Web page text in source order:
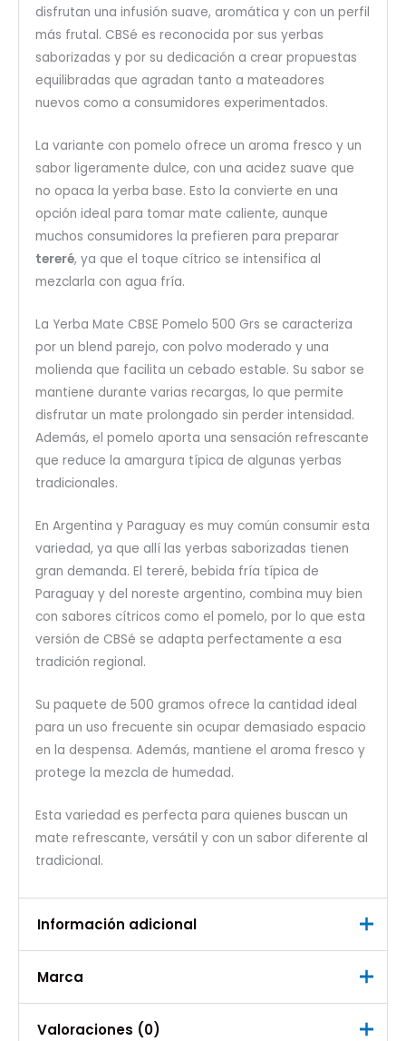
disfrutan una infusión suave, aromática y con un perfil
más frutal. CBSé es reconocida por sus yerbas
saborizadas y por su dedicación a crear propuestas
equilibradas que agradan tanto a mateadores
nuevos como a consumidores experimentados.
La variante con pomelo ofrece un aroma fresco y un
sabor ligeramente dulce, con una acidez suave que
no opaca la yerba base. Esto la convierte en una
opción ideal para tomar mate caliente, aunque
muchos consumidores la prefieren para preparar
tereré, ya que el toque cítrico se intensifica al
mezclarla con agua fría.
La Yerba Mate CBSE Pomelo 500 Grs se caracteriza
por un blend parejo, con polvo moderado y una
molienda que facilita un cebado estable. Su sabor se
mantiene durante varias recargas, lo que permite
disfrutar un mate prolongado sin perder intensidad.
Además, el pomelo aporta una sensación refrescante
que reduce la amargura típica de algunas yerbas
tradicionales.
En Argentina y Paraguay es muy común consumir esta
variedad, ya que allí las yerbas saborizadas tienen
gran demanda. El tereré, bebida fría típica de
Paraguay y del noreste argentino, combina muy bien
con sabores cítricos como el pomelo, por lo que esta
versión de CBSé se adapta perfectamente a esa
tradición regional.
Su paquete de 500 gramos ofrece la cantidad ideal
para un uso frecuente sin ocupar demasiado espacio
en la despensa. Además, mantiene el aroma fresco y
protege la mezcla de humedad.
Esta variedad es perfecta para quienes buscan un
mate refrescante, versátil y con un sabor diferente al
tradicional.
Información adicional
Peso
Marca
Marca
Valoraciones (0)